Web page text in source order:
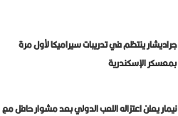
جراديشار ينتظم في تدريبات سيراميكا لأول مرة
بمعسكر الإسكندرية
نيمار يعلن اعتزاله اللعب الدولي بعد مشوار حافل مع